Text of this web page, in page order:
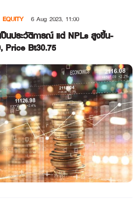
EQUITY 6 Aug 2023, 11:00
ป็นประวัติการณ์ แต่ NPLs สูงขึ้น-
Price Bt30.75